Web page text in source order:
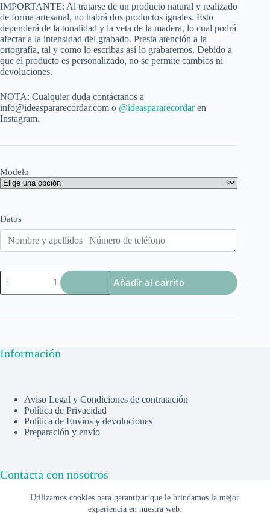
Utilizamos cookies para garantizar que le brindamos la mejor
experiencia en nuestra web.
IMPORTANTE: Al tratarse de un producto natural y realizado
de forma artesanal, no habrá dos productos iguales. Esto
dependerá de la tonalidad y la veta de la madera, lo cual podrá
afectar a la intensidad del grabado. Presta atención a la
ortografía, tal y como lo escribas así lo grabaremos. Debido a
que el producto es personalizado, no se permite cambios ni
devoluciones.
NOTA: Cualquier duda contáctanos a
info@ideaspararecordar.com o @ideaspararecordaren
Instagram.
Modelo
Datos
Identificador
equipaje
cantidad
Añadir al carrito
Información
Aviso Legal y Condiciones de contratación
Política de Privacidad
Política de Envíos y devoluciones
Preparación y envío
Contacta con nosotros